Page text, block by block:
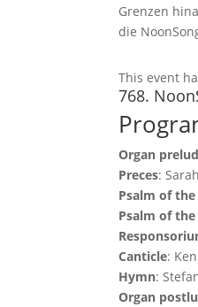
Grenzen
die
This event
768.
Organ
Preces:
Psalm of
Psalm of
Canticle:
Hymn:
Organ